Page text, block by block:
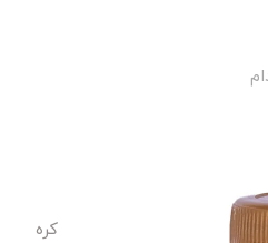
کره